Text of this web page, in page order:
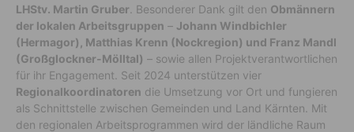
LHStv. Martin Gruber . Besonderer Dank gilt den Obmännern
der lokalen Arbeitsgruppen – Johann Windbichler
(Hermagor), Matthias Krenn (Nockregion) und Franz Mandl
(Großglockner-Mölltal) – sowie allen Projektverantwortlichen
für ihr Engagement. Seit 2024 unterstützen vier
Regionalkoordinatoren die Umsetzung vor Ort und fungieren
als Schnittstelle zwischen Gemeinden und Land Kärnten. Mit
den regionalen Arbeitsprogrammen wird der ländliche Raum